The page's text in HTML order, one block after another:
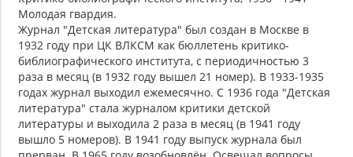
Молодая гвардия.
Журнал "Детская литература" был создан в Москве в
1932 году при ЦК ВЛКСМ как бюллетень критико-
библиографического института, с периодичностью 3
раза в месяц (в 1932 году вышел 21 номер). В 1933-1935
годах журнал выходил ежемесячно. С 1936 года "Детская
литература" стала журналом критики детской
литературы и выходила 2 раза в месяц (в 1941 году
вышло 5 номеров). В 1941 году выпуск журнала был